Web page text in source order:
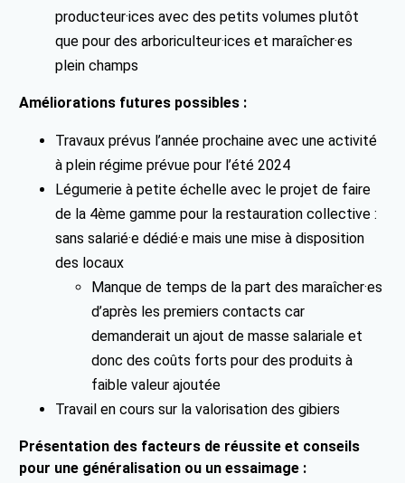
producteur·ices avec des petits volumes plutôt
que pour des arboriculteur·ices et maraîcher·es
plein champs
Améliorations futures possibles :
Travaux prévus l’année prochaine avec une activité
à plein régime prévue pour l’été 2024
Légumerie à petite échelle avec le projet de faire
de la 4ème gamme pour la restauration collective :
sans salarié·e dédié·e mais une mise à disposition
des locaux
Manque de temps de la part des maraîcher·es
d’après les premiers contacts car
demanderait un ajout de masse salariale et
donc des coûts forts pour des produits à
faible valeur ajoutée
Travail en cours sur la valorisation des gibiers
Présentation des facteurs de réussite et conseils
pour une généralisation ou un essaimage :